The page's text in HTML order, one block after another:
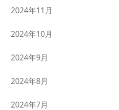
2024年11月
2024年10月
2024年9月
2024年8月
2024年7月